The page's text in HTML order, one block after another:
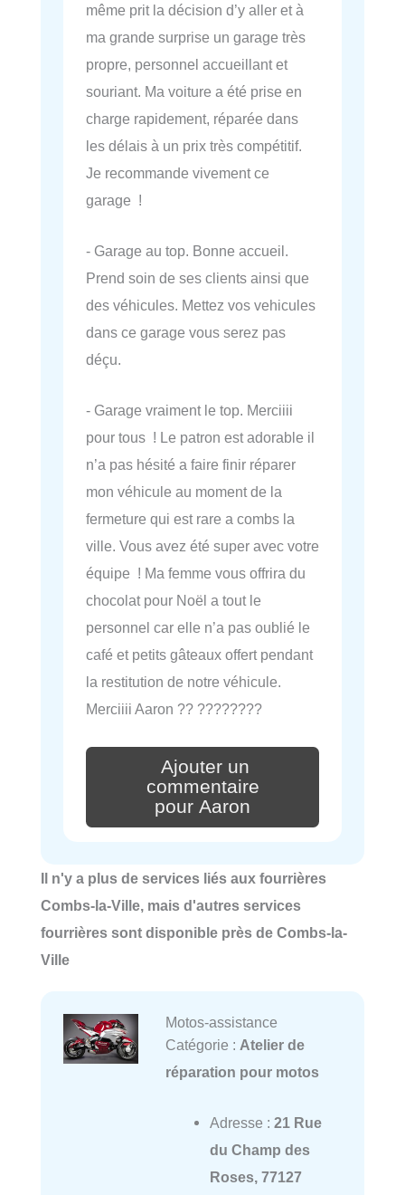
même prit la décision d’y aller et à
ma grande surprise un garage très
propre, personnel accueillant et
souriant. Ma voiture a été prise en
charge rapidement, réparée dans
les délais à un prix très compétitif.
Je recommande vivement ce
garage !
- Garage au top. Bonne accueil.
Prend soin de ses clients ainsi que
des véhicules. Mettez vos vehicules
dans ce garage vous serez pas
déçu.
- Garage vraiment le top. Merciiii
pour tous ! Le patron est adorable il
n’a pas hésité a faire finir réparer
mon véhicule au moment de la
fermeture qui est rare a combs la
ville. Vous avez été super avec votre
équipe ! Ma femme vous offrira du
chocolat pour Noël a tout le
personnel car elle n’a pas oublié le
café et petits gâteaux offert pendant
la restitution de notre véhicule.
Merciiii Aaron ?? ????????
Ajouter un
commentaire
pour Aaron
Il n'y a plus de services liés aux fourrières
Combs-la-Ville, mais d'autres services
fourrières sont disponible près de Combs-la-
Ville
Motos-assistance
Catégorie : Atelier de
réparation pour motos
Adresse : 21 Rue
du Champ des
Roses, 77127